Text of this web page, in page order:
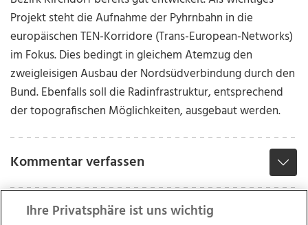
Projekt steht die Aufnahme der Pyhrnbahn in die
europäischen TEN-Korridore (Trans-European-Networks)
im Fokus. Dies bedingt in gleichem Atemzug den
zweigleisigen Ausbau der Nordsüdverbindung durch den
Bund. Ebenfalls soll die Radinfrastruktur, entsprechend
der topografischen Möglichkeiten, ausgebaut werden.
Kommentar verfassen
Ihre Privatsphäre ist uns wichtig